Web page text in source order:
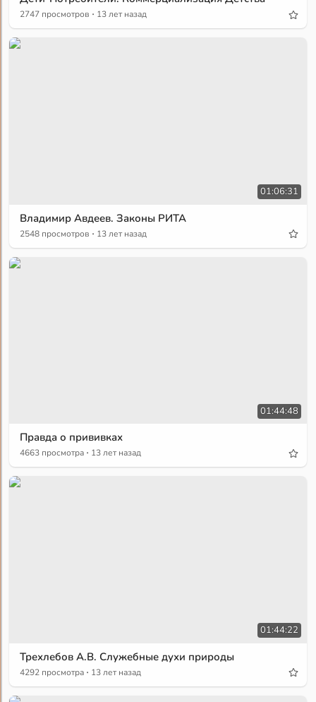
2747 просмотров · 13 лет назад
01:06:31
Владимир Авдеев. Законы РИТА
2548 просмотров · 13 лет назад
01:44:48
Правда о прививках
4663 просмотра · 13 лет назад
01:44:22
Трехлебов А.В. Служебные духи природы
4292 просмотра · 13 лет назад